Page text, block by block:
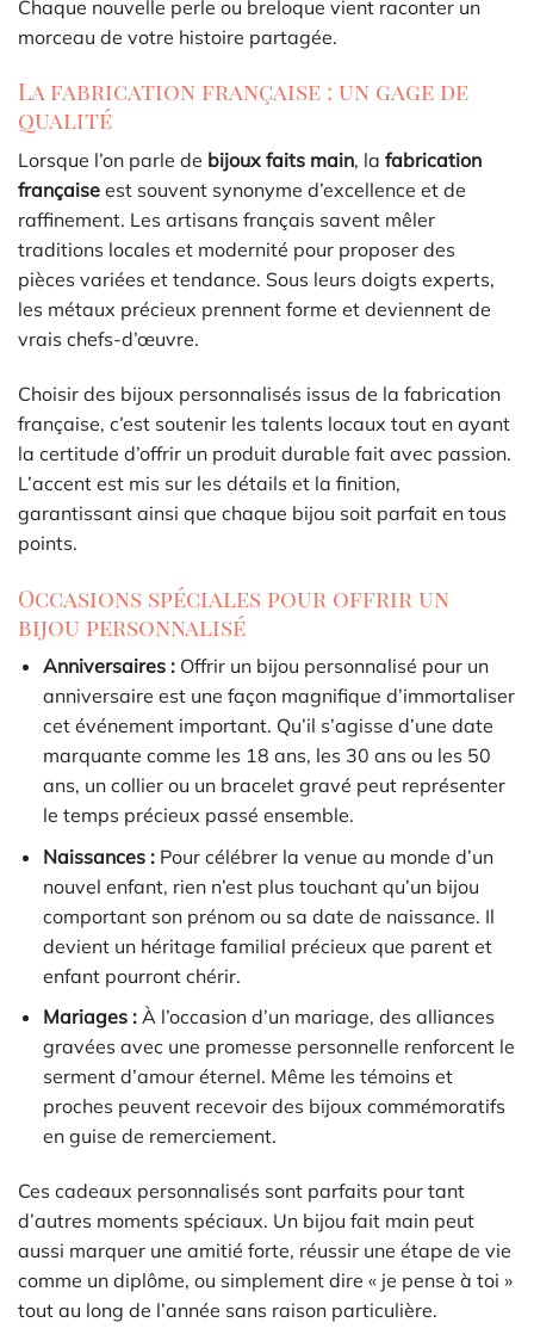
Chaque nouvelle perle ou breloque vient raconter un
morceau de votre histoire partagée.
La fabrication française : un gage de
qualité
Lorsque l’on parle de bijoux faits main, la fabrication
française est souvent synonyme d’excellence et de
raffinement. Les artisans français savent mêler
traditions locales et modernité pour proposer des
pièces variées et tendance. Sous leurs doigts experts,
les métaux précieux prennent forme et deviennent de
vrais chefs-d’œuvre.
Choisir des bijoux personnalisés issus de la fabrication
française, c’est soutenir les talents locaux tout en ayant
la certitude d’offrir un produit durable fait avec passion.
L’accent est mis sur les détails et la finition,
garantissant ainsi que chaque bijou soit parfait en tous
points.
Occasions spéciales pour offrir un
bijou personnalisé
Anniversaires :Offrir un bijou personnalisé pour un
anniversaire est une façon magnifique d’immortaliser
cet événement important. Qu’il s’agisse d’une date
marquante comme les 18 ans, les 30 ans ou les 50
ans, un collier ou un bracelet gravé peut représenter
le temps précieux passé ensemble.
Naissances :Pour célébrer la venue au monde d’un
nouvel enfant, rien n’est plus touchant qu’un bijou
comportant son prénom ou sa date de naissance. Il
devient un héritage familial précieux que parent et
enfant pourront chérir.
Mariages :À l’occasion d’un mariage, des alliances
gravées avec une promesse personnelle renforcent le
serment d’amour éternel. Même les témoins et
proches peuvent recevoir des bijoux commémoratifs
en guise de remerciement.
Ces cadeaux personnalisés sont parfaits pour tant
d’autres moments spéciaux. Un bijou fait main peut
aussi marquer une amitié forte, réussir une étape de vie
comme un diplôme, ou simplement dire « je pense à toi »
tout au long de l’année sans raison particulière.